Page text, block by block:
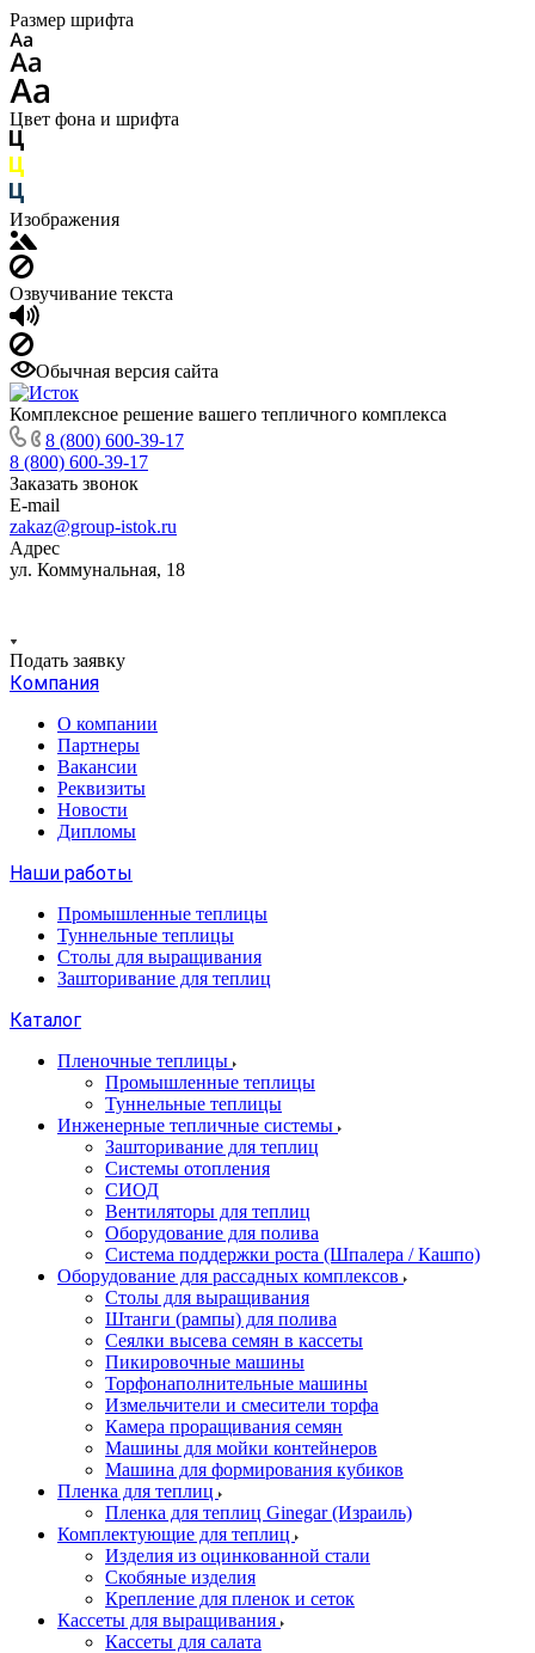
Размер шрифта
Цвет фона и шрифта
Изображения
Озвучивание текста
Обычная версия сайта
Комплексное решение вашего тепличного комплекса
8 (800) 600-39-17
8 (800) 600-39-17
Заказать звонок
E-mail
zakaz@group-istok.ru
Адрес
ул. Коммунальная, 18
Подать заявку
Компания
О компании
Партнеры
Вакансии
Реквизиты
Новости
Дипломы
Наши работы
Промышленные теплицы
Туннельные теплицы
Столы для выращивания
Зашторивание для теплиц
Каталог
Пленочные теплицы
Промышленные теплицы
Туннельные теплицы
Инженерные тепличные системы
Зашторивание для теплиц
Системы отопления
СИОД
Вентиляторы для теплиц
Оборудование для полива
Система поддержки роста (Шпалера / Кашпо)
Оборудование для рассадных комплексов
Столы для выращивания
Штанги (рампы) для полива
Сеялки высева семян в кассеты
Пикировочные машины
Торфонаполнительные машины
Измельчители и смесители торфа
Камера проращивания семян
Машины для мойки контейнеров
Машина для формирования кубиков
Пленка для теплиц
Пленка для теплиц Ginegar (Израиль)
Комплектующие для теплиц
Изделия из оцинкованной стали
Скобяные изделия
Крепление для пленок и сеток
Кассеты для выращивания
Кассеты для салата